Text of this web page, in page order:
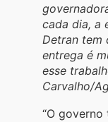
cada dia, a
Detran tem
entrega é
esse
Carvalho/
“O